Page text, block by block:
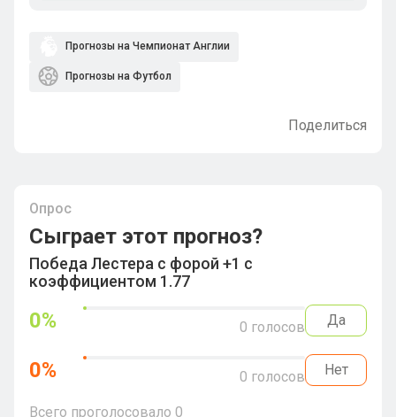
Прогнозы на Чемпионат Англии
Прогнозы на Футбол
Поделиться
Опрос
Сыграет этот прогноз?
Победа Лестера с форой +1 с
коэффициентом 1.77
0% 0 голосов Да
0% 0 голосов Нет
Всего проголосовало 0